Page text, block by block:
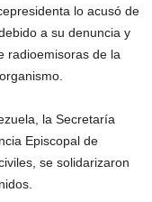
lo acusó de
a su denuncia y
radioemisoras de la
la Secretaría
Episcopal de
se solidarizaron